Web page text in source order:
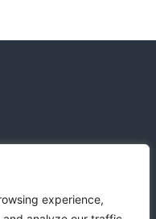
experience,